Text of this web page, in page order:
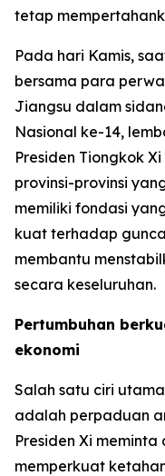
tetap
Pada hari Kamis,
bersama para
Jiangsu dalam
Nasional ke-14,
Presiden Tiongkok
provinsi-provinsi
memiliki fondasi
kuat terhadap
membantu
secara keseluruhan.
Pertumbuhan
ekonomi
Salah satu ciri
adalah perpaduan
Presiden Xi
memperkuat